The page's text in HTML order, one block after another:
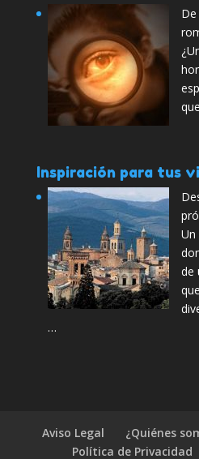
Inspiración para tus
Un
de
…
Aviso Legal ¿Quiénes
Política de Privacidad